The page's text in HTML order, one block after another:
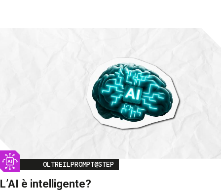
Image
OLTREILPROMPT@STEP
L’AI è intelligente?